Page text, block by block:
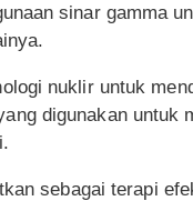
sinar gamma
nuklir untuk
digunakan untuk
sebagai terapi